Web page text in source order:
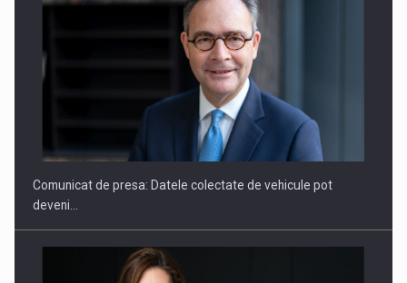
ROOTED IN ROMANIA, BUILT TO DELIVER TECHNOLOGY FOR
Comunicat de presa: Datele colectate de vehicule pot
deveni…